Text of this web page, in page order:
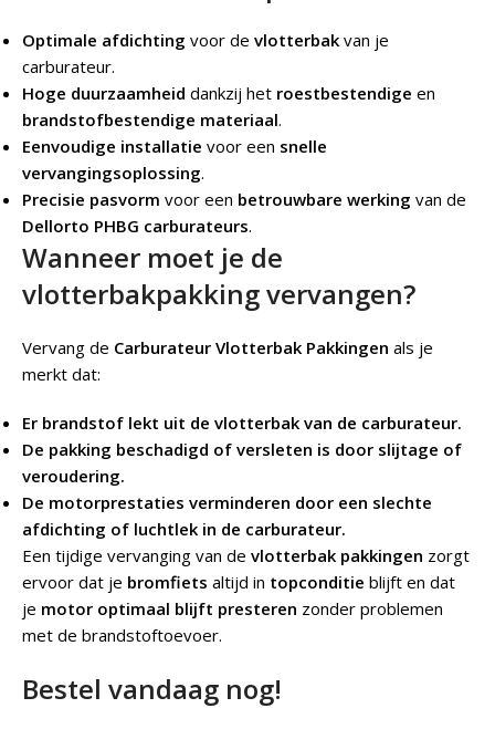
Optimale afdichting voor de vlotterbak van je
carburateur.
Hoge duurzaamheid dankzij het roestbestendige en
brandstofbestendige materiaal.
Eenvoudige installatie voor een snelle
vervangingsoplossing.
Precisie pasvorm voor een betrouwbare werking van de
Dellorto PHBG carburateurs.
Wanneer moet je de
vlotterbakpakking vervangen?
Vervang de Carburateur Vlotterbak Pakkingen als je
merkt dat:
Er brandstof lekt uit de vlotterbak van de carburateur.
De pakking beschadigd of versleten is door slijtage of
veroudering.
De motorprestaties verminderen door een slechte
afdichting of luchtlek in de carburateur.
Een tijdige vervanging van de vlotterbak pakkingen zorgt
ervoor dat je bromfiets altijd in topconditie blijft en dat
je motor optimaal blijft presteren zonder problemen
met de brandstoftoevoer.
Bestel vandaag nog!